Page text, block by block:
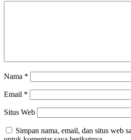
Nama *
Email *
Situs Web
Simpan nama, email, dan situs web